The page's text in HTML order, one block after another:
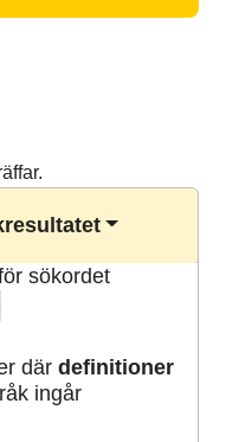
sökordet
där definitioner
ingår